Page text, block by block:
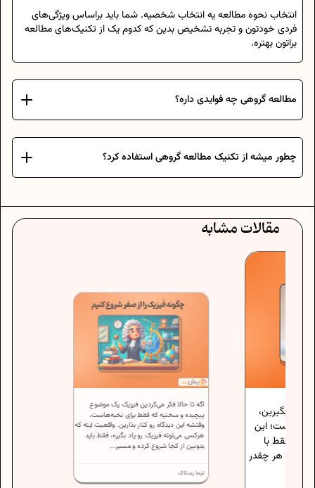
انتخاب نحوه مطالعه یه انتخاب شخصیه. شما باید براساس ویژگی‌های
فردی خودتون و تجربه تشخیص بدین که کدوم یک از تکنیک‌های مطالعه
براتون بهتره.
مطالعه گروهی چه فوایدی داره؟
چطور میشه از تکنیک مطالعه گروهی استفاده کرد؟
مقالات مشابه
بگیرین،
نیست؛ این
فقط با
هر چقدر
اگه تا حالا فکر می‌کردین فیزیک یک موضوع
پیچیده و سختیه که فقط برای نخبه‌هاست،
وقتشه این دیدگاه رو کنار بذارین. واقعیت اینه که
هرکسی می‌تونه فیزیک رو یاد بگیره، فقط باید
بدونین از کجا شروع کرده و مسیر...
نیما رستاک